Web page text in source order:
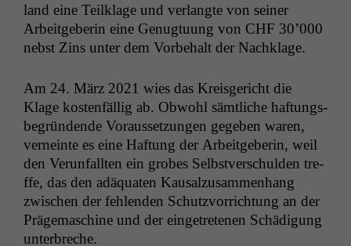
land eine Teilk­lage und ver­langte von sein­er
Arbeit­ge­berin eine Genug­tu­ung von CHF 30’000
neb­st Zins unter dem Vor­be­halt der Nachklage.
Am 24. März 2021 wies das Kreis­gericht die
Klage kosten­fäl­lig ab. Obwohl sämtliche haf­tungs­
be­grün­dende Voraus­set­zun­gen gegeben waren,
verneinte es eine Haf­tung der Arbeit­ge­berin, weil
den Verun­fall­ten ein grobes Selb­stver­schulden tre­
ffe, das den adäquat­en Kausalzusam­men­hang
zwis­chen der fehlen­den Schutzvor­rich­tung an der
Präge­mas­chine und der einge­trete­nen Schädi­gung
unterbreche.